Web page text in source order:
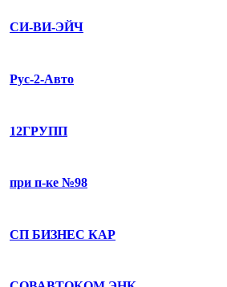
СИ-ВИ-ЭЙЧ
Рус-2-Авто
12ГРУПП
при п-ке №98
СП БИЗНЕС КАР